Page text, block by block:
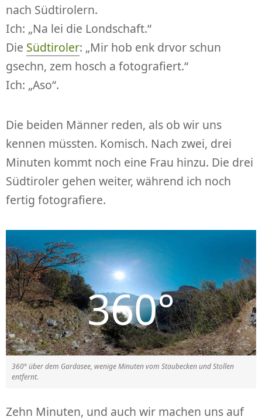
nach Südtirolern.
Ich: „Na lei die Londschaft.“
Die Südtiroler: „Mir hob enk drvor schun
gsechn, zem hosch a fotografiert.“
Ich: „Aso“.
Die beiden Männer reden, als ob wir uns
kennen müssten. Komisch. Nach zwei, drei
Minuten kommt noch eine Frau hinzu. Die drei
Südtiroler gehen weiter, während ich noch
fertig fotografiere.
360° über dem Gardasee, wenige Minuten vom Staubecken und Stollen
entfernt.
Zehn Minuten, und auch wir machen uns auf